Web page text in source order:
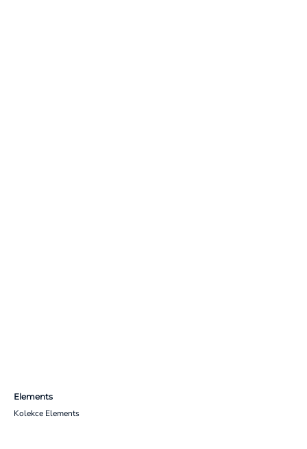
Elements
Kolekce Elements